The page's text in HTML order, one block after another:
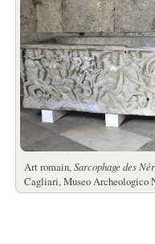
Art romain,Sarcophage des
Cagliari, Museo Archeologico